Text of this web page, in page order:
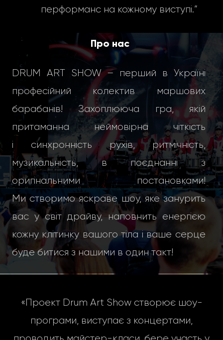
перформанс на кожному виступі.”
Про нас
DRUM ART SHOW – перший в Україні
професійний колектив маршових
барабанів! Захоплююча гра, якій
притаманна неймовірна чіткість
і синхронність рухів, ритмічність,
музикальність, в поєднанні з
оригінальними постановками!
Ми створимо яскраве шоу, яке занурить
вас у світ драйву, наповнить енергією
кожну клітинку вашого тіла і ваше серце
буде битися з нашими в один такт!
«Проект Drum Art Show створює шоу-
програми, виступає з концертами,